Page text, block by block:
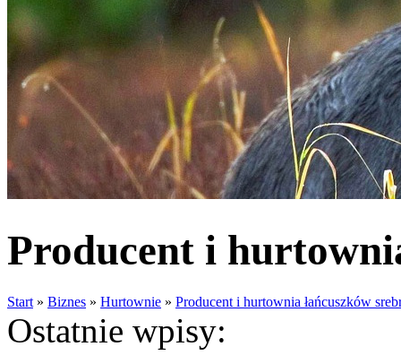
Producent i
Start » Biznes » Hurtownie » Producent i hurtownia łańcuszków
Ostatnie wpisy: